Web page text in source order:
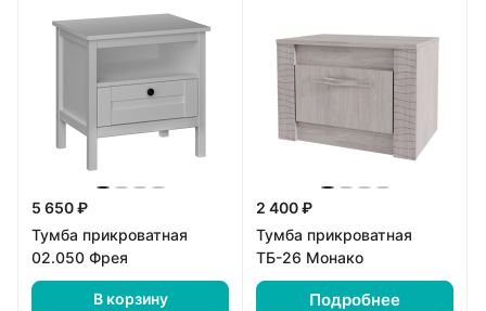
5 650 ₽
Тумба прикроватная
02.050 Фрея
В корзину
2 400 ₽
Тумба прикроватная
ТБ-26 Монако
Подробнее